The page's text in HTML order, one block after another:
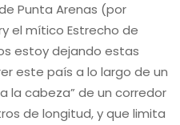
Punta Arenas (por
el mítico Estrecho de
estoy dejando estas
este país a lo largo de un
la cabeza” de un corredor
de longitud, y que limita